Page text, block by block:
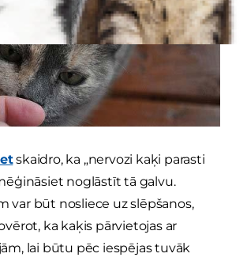
skaidro, ka „nervozi kaķi parasti
noglāstīt tā galvu.
var būt nosliece uz slēpšanos,
ka kaķis pārvietojas ar
lai būtu pēc iespējas tuvāk